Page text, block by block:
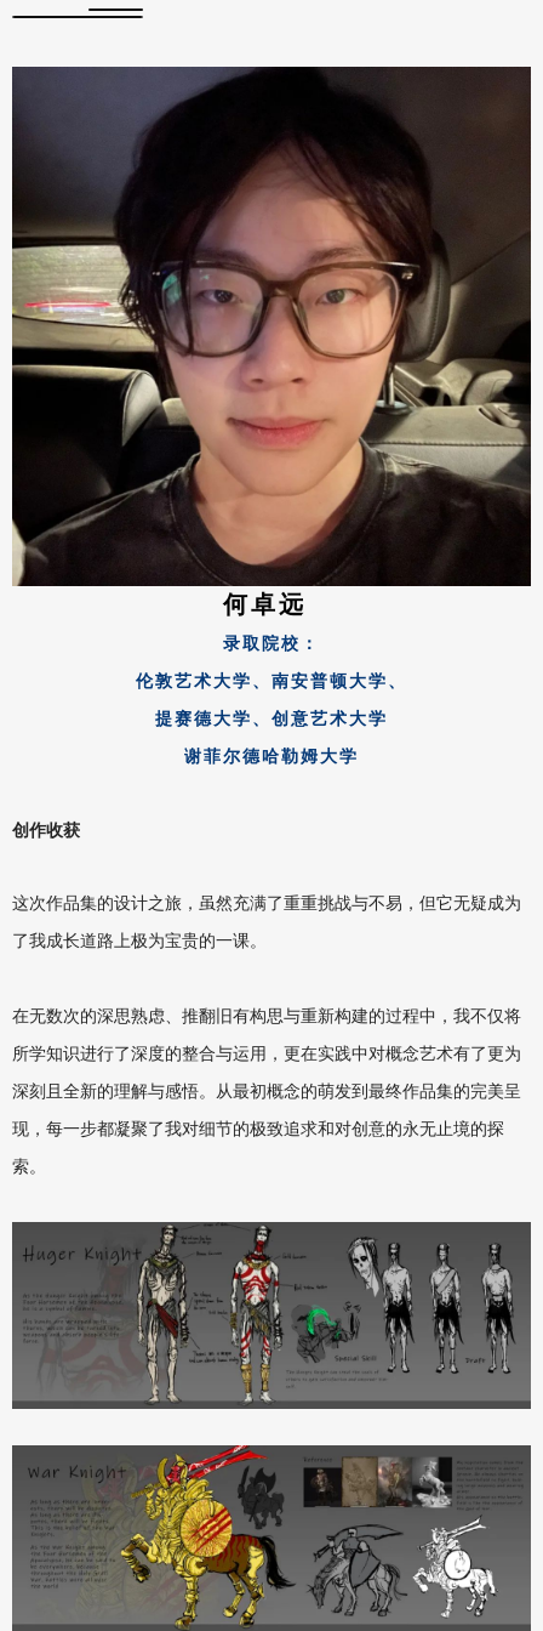
何卓远
录取院校：
伦敦艺术大学、南安普顿大学、
提赛德大学、创意艺术大学
谢菲尔德哈勒姆大学
创作收获
这次作品集的设计之旅，虽然充满了重重挑战与不易，但它无疑成为
了我成长道路上极为宝贵的一课。
在无数次的深思熟虑、推翻旧有构思与重新构建的过程中，我不仅将
所学知识进行了深度的整合与运用，更在实践中对概念艺术有了更为
深刻且全新的理解与感悟。从最初概念的萌发到最终作品集的完美呈
现，每一步都凝聚了我对细节的极致追求和对创意的永无止境的探
索。